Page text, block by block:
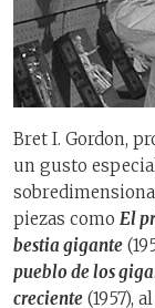
Bret I. Gordon,
un gusto
piezas como El
bestia gigante
pueblo de los
creciente (1957),